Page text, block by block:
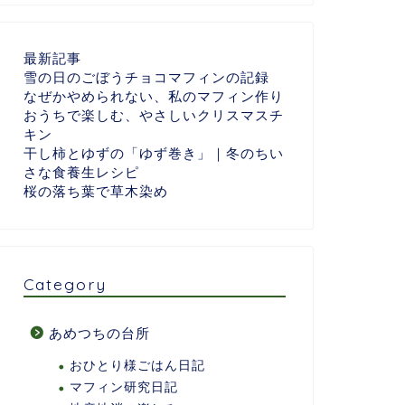
最新記事
雪の日のごぼうチョコマフィンの記録
なぜかやめられない、私のマフィン作り
おうちで楽しむ、やさしいクリスマスチ
キン
干し柿とゆずの「ゆず巻き」｜冬のちい
さな食養生レシピ
桜の落ち葉で草木染め
Category
あめつちの台所
おひとり様ごはん日記
マフィン研究日記